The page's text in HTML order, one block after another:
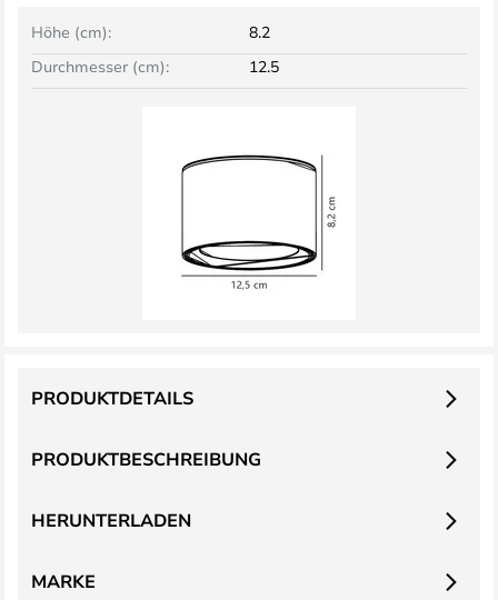
Höhe (cm):
8.2
Durchmesser (cm):
12.5
PRODUKTBESCHREIBUNG
PRODUKTDETAILS
HERUNTERLADEN
MARKE